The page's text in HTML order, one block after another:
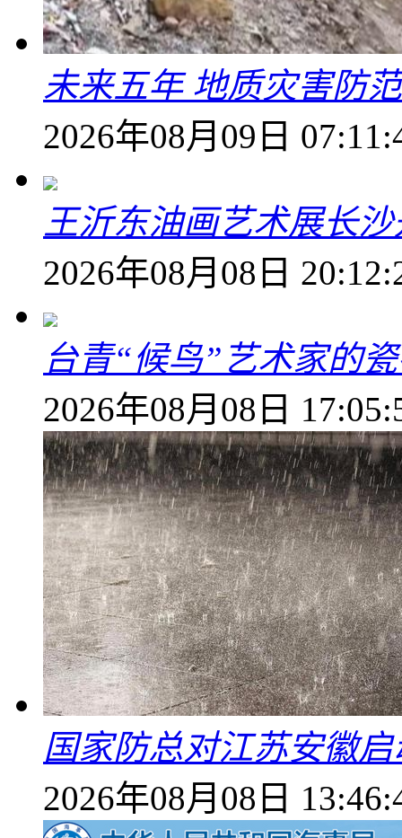
未来五年 地质灾害防
2026年08月09日
王沂东油画艺术展长
2026年08月08日
台青“候鸟”艺术家的
2026年08月08日
国家防总对江苏安徽
2026年08月08日